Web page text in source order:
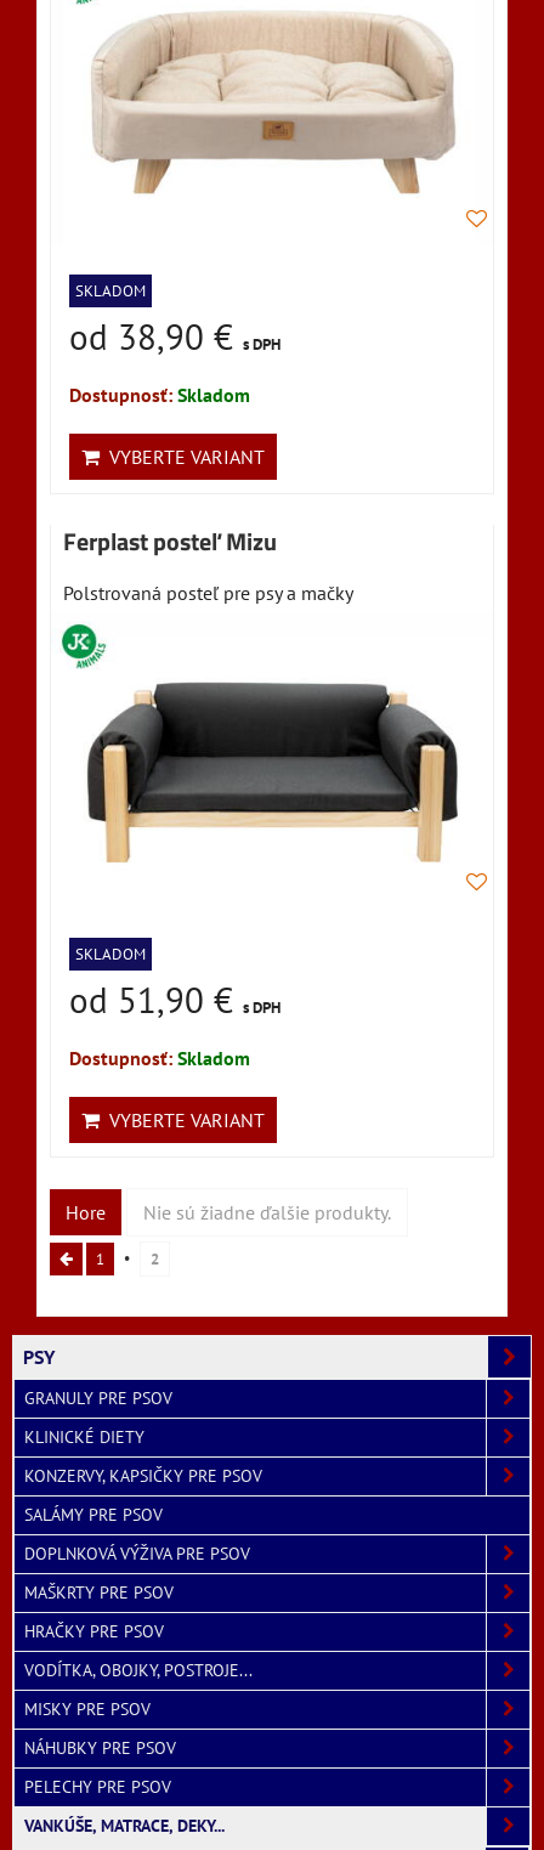
SKLADOM
od 38,90 € s DPH
Dostupnosť: Skladom
VYBERTE VARIANT
Ferplast posteľ Mizu
Polstrovaná posteľ pre psy a mačky
SKLADOM
od 51,90 € s DPH
Dostupnosť: Skladom
VYBERTE VARIANT
Hore Nie sú žiadne ďalšie produkty.
1 2
PSY
GRANULY PRE PSOV
KLINICKÉ DIETY
KONZERVY, KAPSIČKY PRE PSOV
SALÁMY PRE PSOV
DOPLNKOVÁ VÝŽIVA PRE PSOV
MAŠKRTY PRE PSOV
HRAČKY PRE PSOV
VODÍTKA, OBOJKY, POSTROJE...
MISKY PRE PSOV
NÁHUBKY PRE PSOV
PELECHY PRE PSOV
VANKÚŠE, MATRACE, DEKY...